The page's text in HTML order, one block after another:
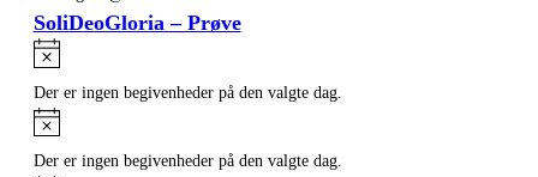
SoliDeoGloria – Prøve
Notice
Der er ingen begivenheder på den valgte dag.
Notice
Der er ingen begivenheder på den valgte dag.